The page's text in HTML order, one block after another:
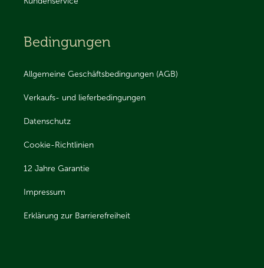
Bedingungen
Allgemeine Geschäftsbedingungen (AGB)
Verkaufs- und lieferbedingungen
Datenschutz
Cookie-Richtlinien
12 Jahre Garantie
Impressum
Erklärung zur Barrierefreiheit